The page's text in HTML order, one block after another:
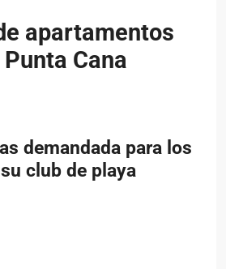
apartamentos
Cana
demandada para los
club de playa